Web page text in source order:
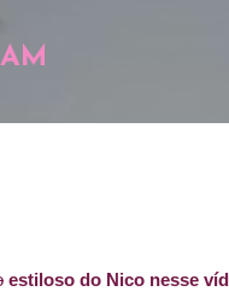
estiloso do Nico nesse